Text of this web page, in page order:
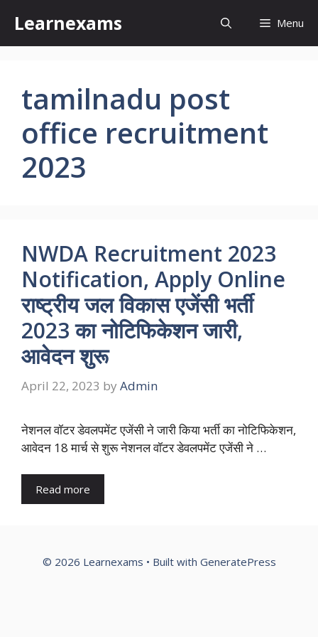
content
Learnexams Menu
tamilnadu post
office recruitment
2023
NWDA Recruitment 2023
Notification, Apply Online
राष्ट्रीय जल विकास एजेंसी भर्ती
2023 का नोटिफिकेशन जारी,
आवेदन शुरू
April 22, 2023 by Admin
नेशनल वॉटर डेवलपमेंट एजेंसी ने जारी किया भर्ती का नोटिफिकेशन,
आवेदन 18 मार्च से शुरू नेशनल वॉटर डेवलपमेंट एजेंसी ने …
Read more
© 2026 Learnexams • Built with GeneratePress